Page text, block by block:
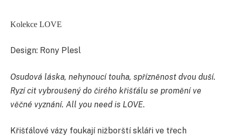
Kolekce LOVE
Design: Rony Plesl
Osudová láska, nehynoucí touha, spřízněnost dvou duší.
Ryzí cit vybroušený do čirého křišťálu se promění ve
věčné vyznání. All you need is LOVE.
Křišťálové vázy foukají nižborští skláři ve třech